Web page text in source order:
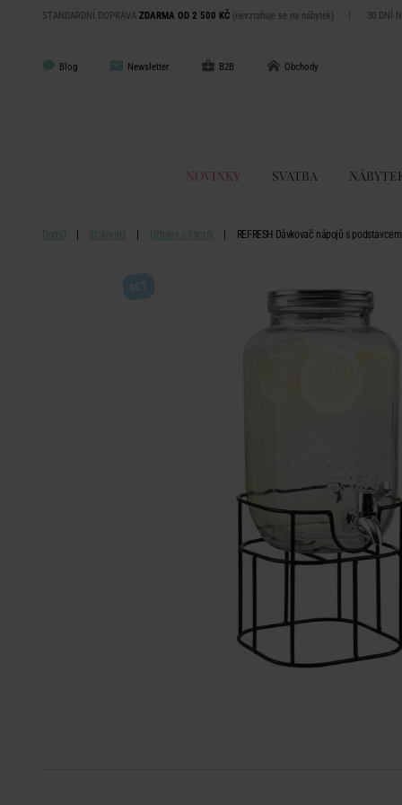
STANDARDNÍ DOPRAVA ZDARMA OD 2 500 KČ (nevztahuje se na nábytek) | 30 DNÍ
Blog Newsletter B2B Obchody
NOVINKY SVATBA
Domů Stolování Džbány a karafy REFRESH Dávkovač nápojů s podstavcem